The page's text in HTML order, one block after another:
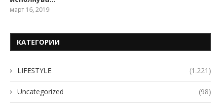
март 16, 2019
КАТЕГОРИИ
LIFESTYLE (1.221)
Uncategorized (98)